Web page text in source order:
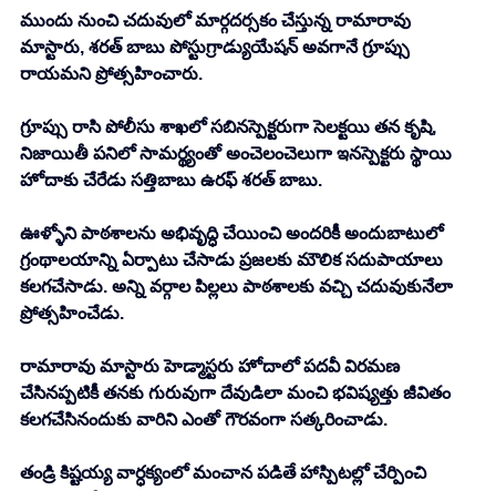
ముందు నుంచి చదువులో మార్గదర్సకం చేస్తున్న రామారావు
మాస్టారు, శరత్ బాబు పోస్టుగ్రాడ్యుయేషన్ అవగానే గ్రూప్సు
రాయమని ప్రోత్సహించారు.
గ్రూప్సు రాసి పోలీసు శాఖలో సబినస్పెక్టరుగా సెలక్టయి తన కృషి,
నిజాయితీ పనిలో సామర్థ్యంతో అంచెలంచెలుగా ఇనస్పెక్టరు స్థాయి
హోదాకు చేరేడు సత్తిబాబు ఉరఫ్ శరత్ బాబు.
ఊళ్ళోని పాఠశాలను అభివృద్ధి చేయించి అందరికీ అందుబాటులో
గ్రంథాలయాన్ని ఏర్పాటు చేసాడు ప్రజలకు మౌలిక సదుపాయాలు
కలగచేసాడు. అన్ని వర్గాల పిల్లలు పాఠశాలకు వచ్చి చదువుకునేలా
ప్రోత్సహించేడు.
రామారావు మాస్టారు హెడ్మాస్టరు హోదాలో పదవీ విరమణ
చేసినప్పటికీ తనకు గురువుగా దేవుడిలా మంచి భవిష్యత్తు జీవితం
కలగచేసినందుకు వారిని ఎంతో గౌరవంగా సత్కరించాడు.
తండ్రి కిష్టయ్య వార్ధక్యంలో మంచాన పడితే హాస్పిటల్లో చేర్పించి